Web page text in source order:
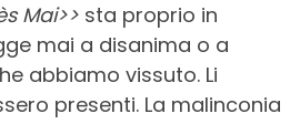
Mai>> sta proprio in
mai a disanima o a
abbiamo vissuto. Li
presenti. La malinconia